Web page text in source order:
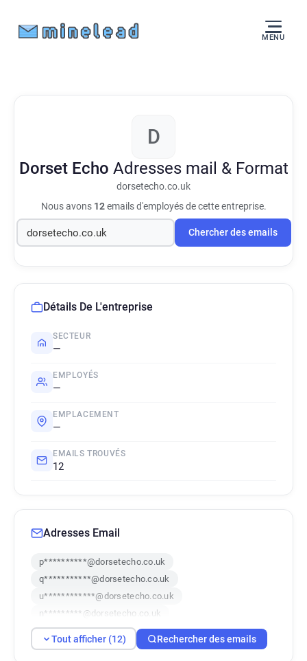
MENU
D
Dorset Echo Adresses mail & Format
dorsetecho.co.uk
Nous avons 12emails d'employés de cette entreprise.
Chercher des emails
Détails De L'entreprise
SECTEUR
—
EMPLOYÉS
—
EMPLACEMENT
—
EMAILS TROUVÉS
12
Adresses Email
p**********@dorsetecho.co.uk
q***********@dorsetecho.co.uk
u************@dorsetecho.co.uk
n*********@dorsetecho.co.uk
h********@dorsetecho.co.uk
e******@dorsetecho.co.uk
Tout afficher (12) Rechercher des emails